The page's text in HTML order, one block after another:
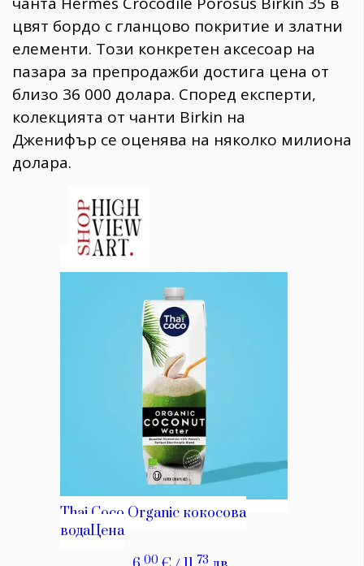
цвят бордо с гланцово покритие и златни
елементи. Този конкретен аксесоар на
пазара за препродажби достига цена от
близо 36 000 долара. Според експерти,
колекцията от чанти Birkin на
Дженифър се оценява на няколко милиона
долара.